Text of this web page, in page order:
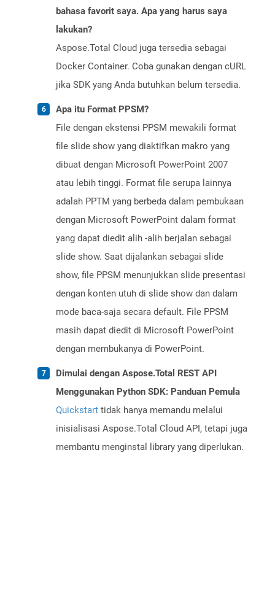
bahasa favorit saya. Apa yang harus saya
lakukan?
Aspose.Total Cloud juga tersedia sebagai
Docker Container. Coba gunakan dengan cURL
jika SDK yang Anda butuhkan belum tersedia.
Apa itu Format PPSM?
File dengan ekstensi PPSM mewakili format
file slide show yang diaktifkan makro yang
dibuat dengan Microsoft PowerPoint 2007
atau lebih tinggi. Format file serupa lainnya
adalah PPTM yang berbeda dalam pembukaan
dengan Microsoft PowerPoint dalam format
yang dapat diedit alih -alih berjalan sebagai
slide show. Saat dijalankan sebagai slide
show, file PPSM menunjukkan slide presentasi
dengan konten utuh di slide show dan dalam
mode baca-saja secara default. File PPSM
masih dapat diedit di Microsoft PowerPoint
dengan membukanya di PowerPoint.
Dimulai dengan Aspose.Total REST API
Menggunakan Python SDK: Panduan Pemula
Quickstart tidak hanya memandu melalui
inisialisasi Aspose.Total Cloud API, tetapi juga
membantu menginstal library yang diperlukan.